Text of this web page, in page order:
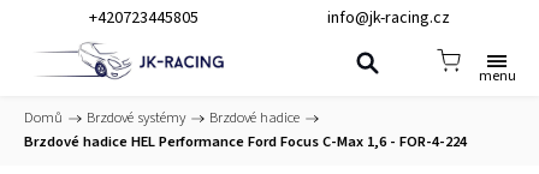
+420723445805 info@jk-racing.cz
Domů / Brzdové systémy / Brzdové hadice /
Brzdové hadice HEL Performance Ford Focus C-Max 1,6 - FOR-4-224